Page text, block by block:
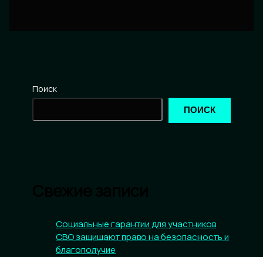
Поиск
ПОИСК
Социальные гарантии для участников
СВО защищают право на безопасность и
благополучие